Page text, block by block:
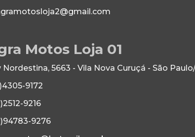
Motos Loja 01
Nordestina, 5663 - Vila Nova Curuçá - São
9172
9216
9276